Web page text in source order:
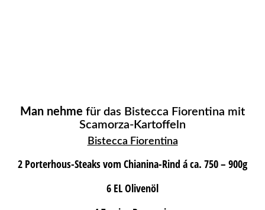
Man nehme für das Bistecca Fiorentina mit
Scamorza-Kartoffeln
Bistecca Fiorentina
2 Porterhous-Steaks vom Chianina-Rind á ca. 750 – 900g
6 EL Olivenöl